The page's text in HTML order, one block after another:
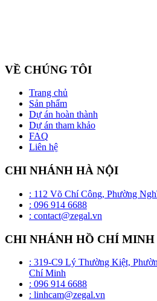
VỀ CHÚNG TÔI
Trang chủ
Sản phẩm
Dự án hoàn thành
Dự án tham khảo
FAQ
Liên hệ
CHI NHÁNH HÀ NỘI
: 112 Võ Chí Công, Phường
: 096 914 6688
: contact@zegal.vn
CHI NHÁNH HỒ CHÍ MINH
: 319-C9 Lý Thường Kiệt,
Chí Minh
: 096 914 6688
: linhcam@zegal.vn